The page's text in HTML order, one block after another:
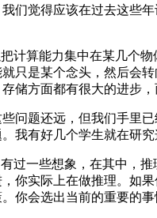
觉得应该在过去这些年
算能力集中在某几个物
只是某个念头，然后会
储方面都有很大的进步
题还远，但我们手里已
我有好几个学生就在研
一些想象，在其中，推
你实际上在做推理。如
你会选出当前的重要的事